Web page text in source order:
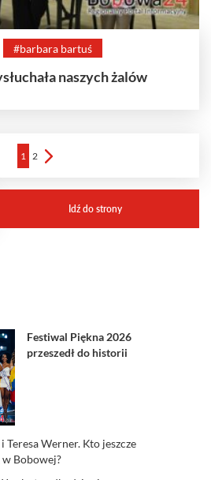
#barbara bartuś
naszych żalów
1 2
Festiwal Piękna 2026
przeszedł do historii
Teresa Werner. Kto jeszcze
Bobowej?